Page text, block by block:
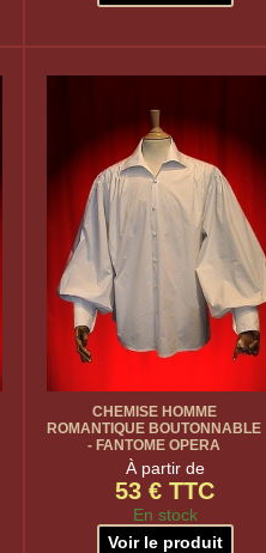
CHEMISE HOMME
ROMANTIQUE BOUTONNABLE
- FANTOME OPERA
À partir de
53 € TTC
En stock
Voir le produit